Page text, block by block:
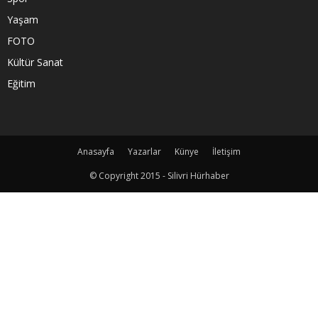
Yaşam
FOTO
Kültür Sanat
Eğitim
Anasayfa Yazarlar Künye
İletişim
© Copyright 2015 - Silivri Hürhaber